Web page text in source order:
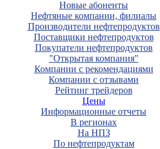
Новые абоненты
Нефтяные компании, филиалы
Производители нефтепродуктов
Поставщики нефтепродуктов
Покупатели нефтепродуктов
"Открытая компания"
Компании с рекомендациями
Компании с отзывами
Рейтинг трейдеров
Цены
Информационные отчеты
В регионах
На НПЗ
По нефтепродуктам